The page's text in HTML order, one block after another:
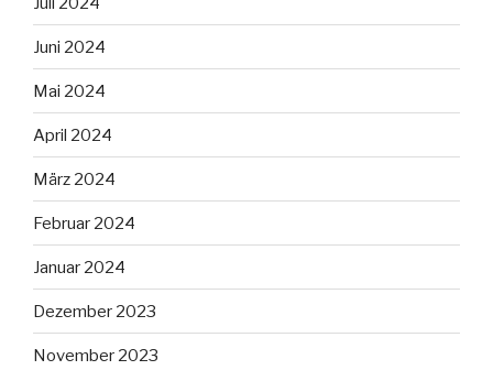
Juni 2024
Mai 2024
April 2024
März 2024
Februar 2024
Januar 2024
Dezember 2023
November 2023